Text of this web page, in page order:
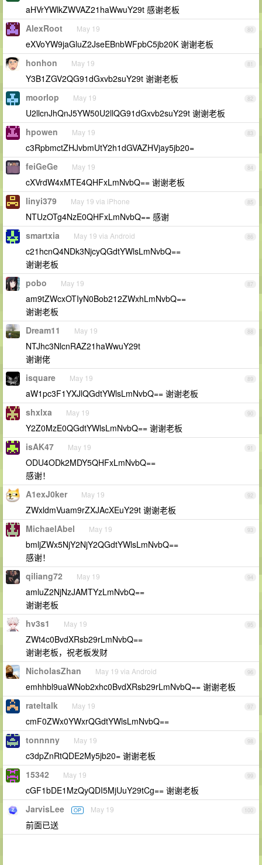
aHVrYWlkZWVAZ21haWwuY29t 感谢老板
80
AlexRoot May 19
eXVoYW9jaGluZ2JseEBnbWFpbC5jb20K 谢谢老板
81
honhon May 19
Y3B1ZGV2QG91dGxvb2suY29t 谢谢老板
82
moorlop May 19
U2llcnJhQnJ5YW50U2llQG91dGxvb2suY29t 谢谢老板
83
hpowen May 19
c3RpbmctZHJvbmUtY2h1dGVAZHVjay5jb20=
84
feiGeGe May 19
cXVrdW4xMTE4QHFxLmNvbQ== 谢谢老板
85
linyi379 May 19 via iPhone
NTUzOTg4NzE0QHFxLmNvbQ== 感谢
86
smartxia May 19 via Android
c21hcnQ4NDk3NjcyQGdtYWlsLmNvbQ==
谢谢老板
87
pobo May 19
am9tZWcxOTIyN0Bob212ZWxhLmNvbQ==
谢谢老板
88
Dream11 May 19
NTJhc3NlcnRAZ21haWwuY29t
谢谢佬
89
isquare May 19
aW1pc3F1YXJlQGdtYWlsLmNvbQ== 谢谢老板
90
shxlxa May 19
Y2Z0MzE0QGdtYWlsLmNvbQ== 谢谢老板
91
isAK47 May 19
ODU4ODk2MDY5QHFxLmNvbQ==
感谢！
92
A1exJ0ker May 19
ZWxldmVuam9rZXJAcXEuY29t 谢谢老板
93
MichaelAbel May 19
bmljZWx5NjY2NjY2QGdtYWlsLmNvbQ==
感谢！
94
qiliang72 May 19
amluZ2NjNzJAMTYzLmNvbQ==
谢谢老板
95
hv3s1 May 19
ZWt4c0BvdXRsb29rLmNvbQ==
谢谢老板，祝老板发财
96
NicholasZhan May 19 via Android
emhhbl9uaWNob2xhc0BvdXRsb29rLmNvbQ== 谢谢老板
97
rateltalk May 19
cmF0ZWx0YWxrQGdtYWlsLmNvbQ==
98
tonnnny May 19
c3dpZnRtQDE2My5jb20= 谢谢老板
99
15342 May 19
cGF1bDE1MzQyQDI5MjUuY29tCg== 谢谢老板
100
JarvisLee OP May 19
前面已送